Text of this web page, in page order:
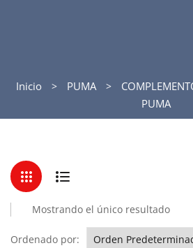
Inicio PUMA
PUMA
Mostrando el único resultado
Ordenado por: